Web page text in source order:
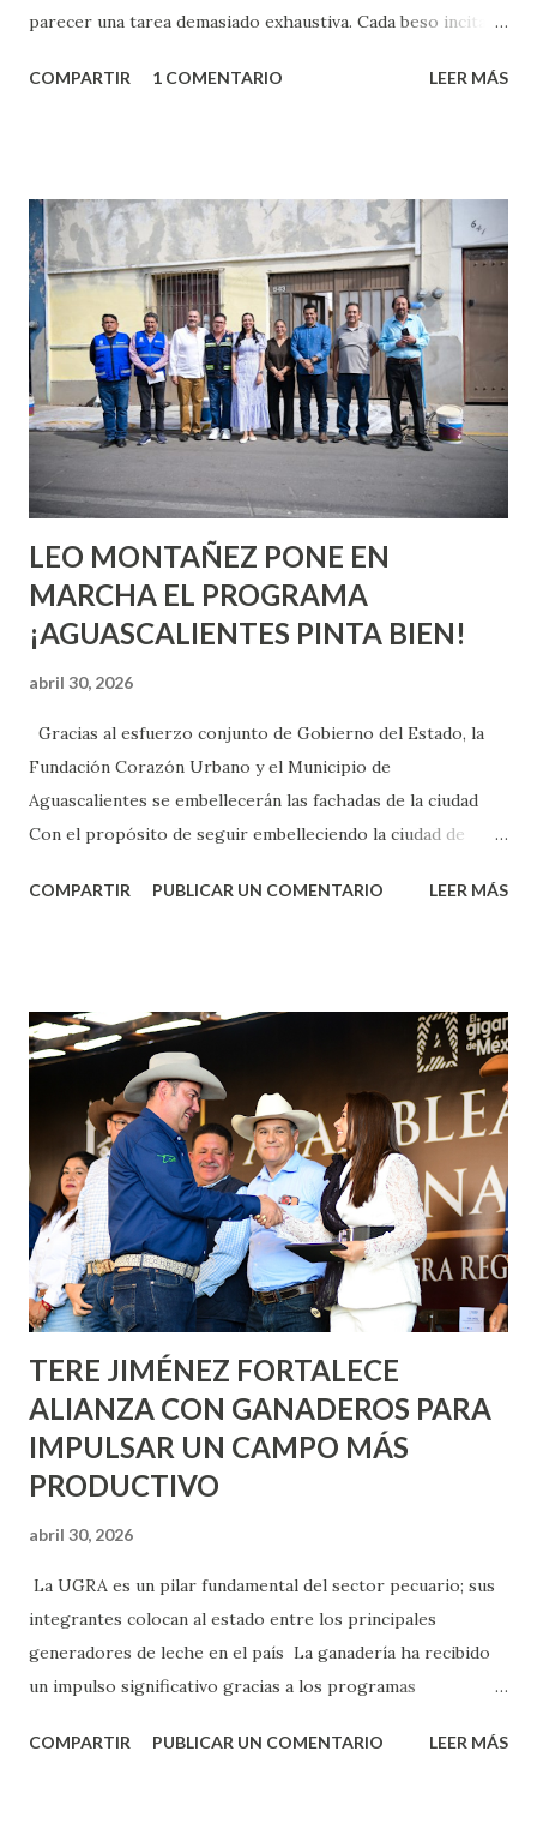
parecer una tarea demasiado exhaustiva. Cada beso incita
partes de ti que jamás hubieras imaginado. El problema es
conoces ni la mitad de lo que deberías saber. Pero incluso
quienes ya han tenido relaciones sexuales no son expertos
o expertas en el tema. Siempre hay algo nuevo que
aprender y nuevas experiencias que conocer. Si eres una
chica y aún no has tenido relaciones sexuales, tal vez
pienses que el sexo será increíble y no puedas esperar para
experimentarlo, pero como cualquier persona con
experiencia te dirá, siempre es mejor cuando ambas partes
son suficientemen...
COMPARTIR 1 COMENTARIO LEER MÁS
LEO MONTAÑEZ PONE EN
MARCHA EL PROGRAMA
¡AGUASCALIENTES PINTA BIEN!
abril 30, 2026
Gracias al esfuerzo conjunto de Gobierno del Estado, la
Fundación Corazón Urbano y el Municipio de
Aguascalientes se embellecerán las fachadas de la ciudad
Con el propósito de seguir embelleciendo la ciudad de
municipal, Leo Montañez dio inicio al programa
Corazón Urbano y el Municipio capital. Leo Montañez
informó que en este programa se usarán cerca de 90 mil
metros cuadrados de pintura, para dar inicio en la calle
Nieto, entre Jesús F. Elizondo y la calle 22 de Octubre, con
lo que se aplicará pintura en 66 casas. Posteriormente se
llevará este programa a Villas de Nuestra Señora de la
Asunción, Avenida Alameda y Decreto 27 de Septiembre, en
los edificios FOVISSSTE Ojo de Agua, en la comunidad
Norias de Paso Hondo y en los edificios de...
COMPARTIR PUBLICAR UN COMENTARIO LEER MÁS
TERE JIMÉNEZ FORTALECE
ALIANZA CON GANADEROS PARA
IMPULSAR UN CAMPO MÁS
PRODUCTIVO
abril 30, 2026
La UGRA es un pilar fundamental del sector pecuario; sus
integrantes colocan al estado entre los principales
generadores de leche en el país La ganadería ha recibido
un impulso significativo gracias a los programas
muestra de su respaldo firme y decidido al campo, la
COMPARTIR PUBLICAR UN COMENTARIO LEER MÁS